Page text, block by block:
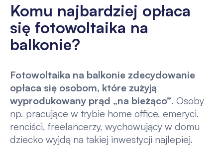
Komu najbardziej opłaca
się fotowoltaika na
balkonie?
Fotowoltaika na balkonie zdecydowanie
opłaca się osobom, które zużyją
wyprodukowany prąd „na bieżąco”. Osoby
np. pracujące w trybie home office, emeryci,
renciści, freelancerzy, wychowujący w domu
dziecko wyjdą na takiej inwestycji najlepiej.